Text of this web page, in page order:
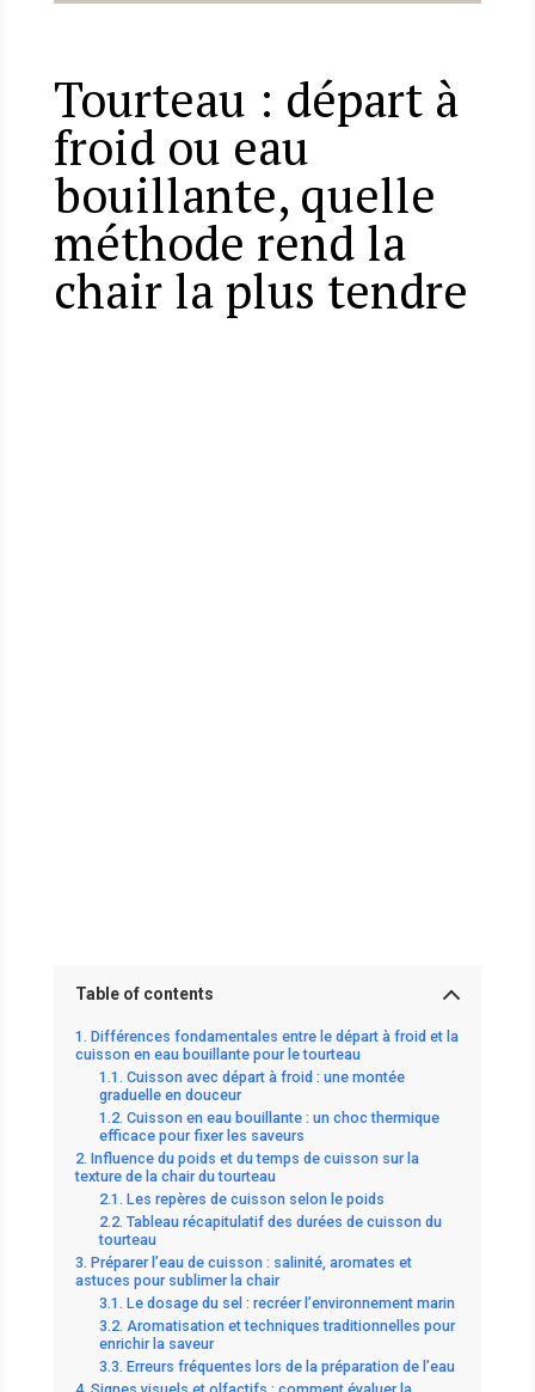
Tourteau : départ à
froid ou eau
bouillante, quelle
méthode rend la
chair la plus tendre
Table of contents
Différences fondamentales entre le départ à froid et la
cuisson en eau bouillante pour le tourteau
Cuisson avec départ à froid : une montée
graduelle en douceur
Cuisson en eau bouillante : un choc thermique
efficace pour fixer les saveurs
Influence du poids et du temps de cuisson sur la
texture de la chair du tourteau
Les repères de cuisson selon le poids
Tableau récapitulatif des durées de cuisson du
tourteau
Préparer l’eau de cuisson : salinité, aromates et
astuces pour sublimer la chair
Le dosage du sel : recréer l’environnement marin
Aromatisation et techniques traditionnelles pour
enrichir la saveur
Erreurs fréquentes lors de la préparation de l’eau